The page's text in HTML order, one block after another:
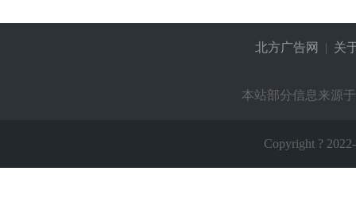
北方广告网 | 关
本站部分信息来源
Copyright ? 2022-